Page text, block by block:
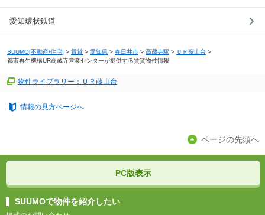
愛知環状鉄道
SUUMO[不動産/住宅] > 賃貸 > 愛知県 > 春日井市 > 高蔵寺駅 > ＵＲ藤山台 >
都市再生機構UR高蔵寺営業センターが提供する賃貸物件情報
物件ライブラリー：ＵＲ藤山台
情報の見方ページへ
ページの先頭へ
PC版表示
SUUMOで物件を紹介したい